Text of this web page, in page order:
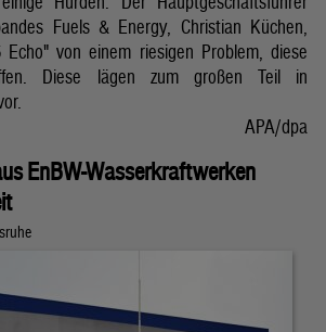
Fuels & Energy, Christian Küchen,
von einem riesigen Problem, diese
Diese lägen zum großen Teil in
APA/dpa
EnBW-Wasserkraftwerken